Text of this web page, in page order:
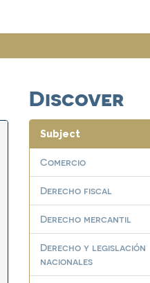
Discover
Subject
Comercio
Derecho fiscal
Derecho mercantil
Derecho y legislación
nacionales